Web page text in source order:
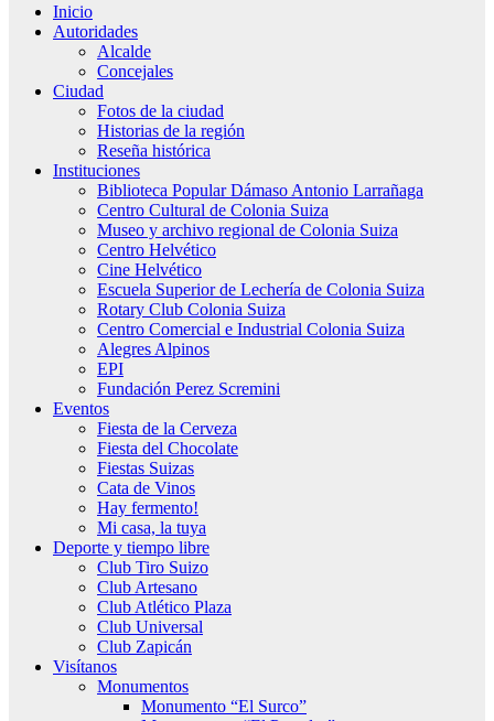
Inicio
Autoridades
Alcalde
Concejales
Ciudad
Fotos de la ciudad
Historias de la región
Reseña histórica
Instituciones
Biblioteca Popular Dámaso Antonio Larrañaga
Centro Cultural de Colonia Suiza
Museo y archivo regional de Colonia Suiza
Centro Helvético
Cine Helvético
Escuela Superior de Lechería de Colonia Suiza
Rotary Club Colonia Suiza
Centro Comercial e Industrial Colonia Suiza
Alegres Alpinos
EPI
Fundación Perez Scremini
Eventos
Fiesta de la Cerveza
Fiesta del Chocolate
Fiestas Suizas
Cata de Vinos
Hay fermento!
Mi casa, la tuya
Deporte y tiempo libre
Club Tiro Suizo
Club Artesano
Club Atlético Plaza
Club Universal
Club Zapicán
Visítanos
Monumentos
Monumento “El Surco”